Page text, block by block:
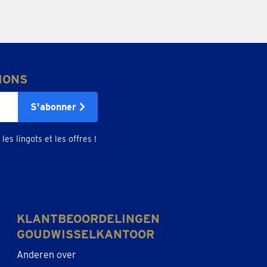
S'abonner
les lingots et les offres !
KLANTBEOORDELINGEN
GOUDWISSELKANTOOR
Anderen over